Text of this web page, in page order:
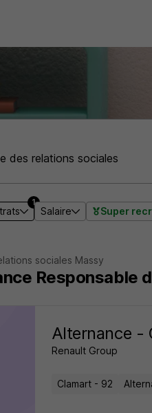
1
Salaire Super
sociales Massy
Responsable
Alternance -
Renault Group
Clamart - 92